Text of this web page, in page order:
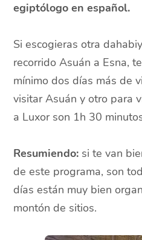
egiptólogo en español.
Si escogieras otra
recorrido Asuán a Esna,
mínimo dos días más de
visitar Asuán y otro para
a Luxor son 1h 30
Resumiendo: si te van
de este programa, son
días están muy bien
montón de sitios.